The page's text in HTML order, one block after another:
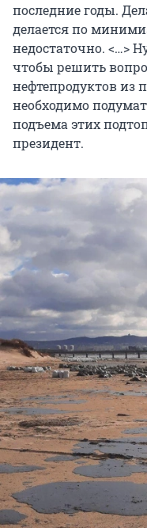
последние годы.
делается по
недостаточно. <…>
чтобы решить
нефтепродуктов из
необходимо
подъема этих
президент.